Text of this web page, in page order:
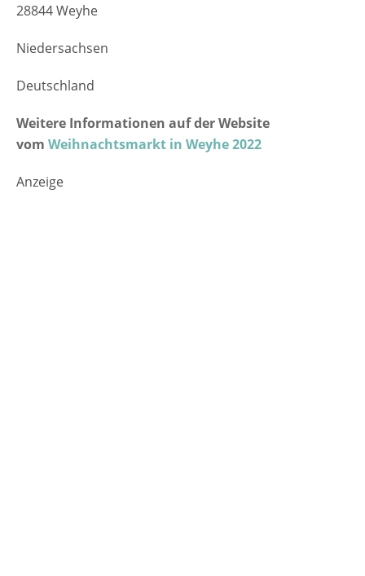
28844 Weyhe
Niedersachsen
Deutschland
Weitere Informationen auf der Website
vom Weihnachtsmarkt in Weyhe 2022
Anzeige